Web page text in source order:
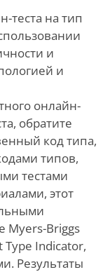
теста на тип
и
и
онлайн-
обратите
код типа,
типов,
тестами
этот
Myers-Briggs
Indicator,
Результаты